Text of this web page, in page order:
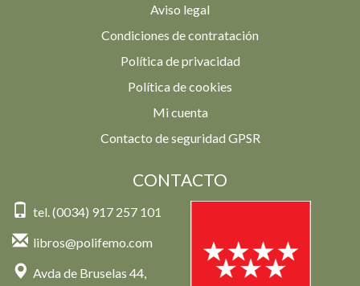
Aviso legal
Condiciones de contratación
Política de privacidad
Política de cookies
Mi cuenta
Contacto de seguridad GPSR
CONTACTO
tel. (0034) 917 257 101
libros@polifemo.com
Avda de Bruselas 44,